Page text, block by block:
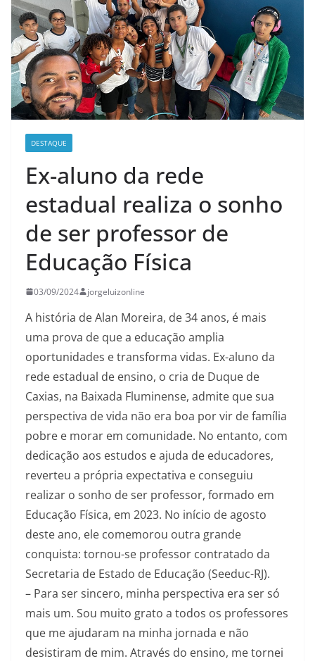
DESTAQUE
Ex-aluno da rede
estadual realiza o sonho
de ser professor de
Educação Física
03/09/2024 jorgeluizonline
A história de Alan Moreira, de 34 anos, é mais
uma prova de que a educação amplia
oportunidades e transforma vidas. Ex-aluno da
rede estadual de ensino, o cria de Duque de
Caxias, na Baixada Fluminense, admite que sua
perspectiva de vida não era boa por vir de família
pobre e morar em comunidade. No entanto, com
dedicação aos estudos e ajuda de educadores,
reverteu a própria expectativa e conseguiu
realizar o sonho de ser professor, formado em
Educação Física, em 2023. No início de agosto
deste ano, ele comemorou outra grande
conquista: tornou-se professor contratado da
Secretaria de Estado de Educação (Seeduc-RJ).
– Para ser sincero, minha perspectiva era ser só
mais um. Sou muito grato a todos os professores
que me ajudaram na minha jornada e não
desistiram de mim. Através do ensino, me tornei